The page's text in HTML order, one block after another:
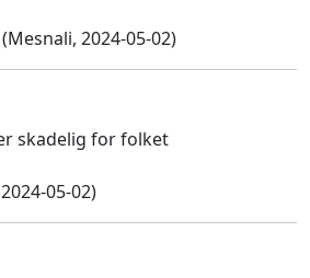
(Mesnali, 2024-05-02)
skadelig for folket
05-02)